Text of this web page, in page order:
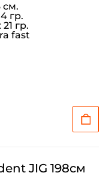
см.
4 гр.
21 гр.
fast
JIG 198см